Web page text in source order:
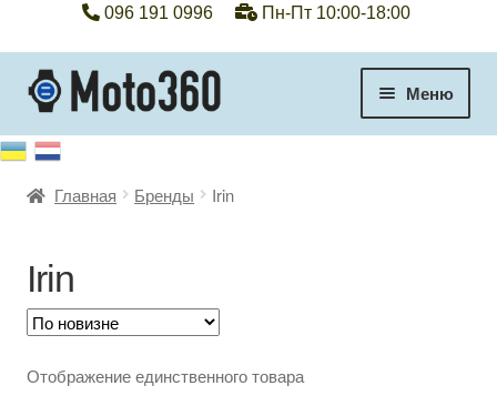
096 191 0996 Пн-Пт 10:00-18:00
Перейти
к
навигации
Перейти
к
содержимому
Меню
+38 096 191 0996
Категории
Гарантия
Оплата, доставка
Контакты
Главная Бренды Irin
Irin
Отображение единственного товара